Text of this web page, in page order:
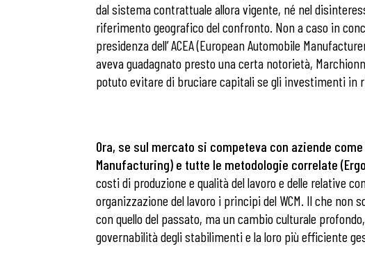
dal sistema contrattuale allora vigente, né nel
riferimento geografico del confronto. Non a caso in
presidenza dell’ ACEA (European Automobile
aveva guadagnato presto una certa notorietà,
potuto evitare di bruciare capitali se gli investimenti in
Ora, se sul mercato si competeva con aziende
Manufacturing) e tutte le metodologie correlate
costi di produzione e qualità del lavoro e delle relative
organizzazione del lavoro i principi del WCM. Il che
con quello del passato, ma un cambio culturale
governabilità degli stabilimenti e la loro più efficiente